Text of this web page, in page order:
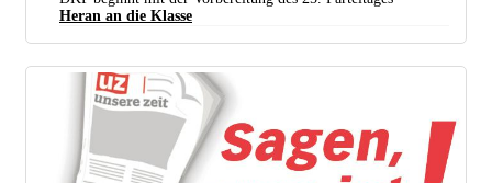
Heran an die Klasse